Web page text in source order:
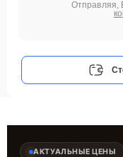
Отправляя,
АКТУАЛЬНЫЕ ЦЕНЫ